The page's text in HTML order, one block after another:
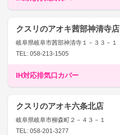
クスリのアオキ茜部神清寺店
岐阜県岐阜市茜部神清寺１－３３－１
TEL: 058-213-1505
IH対応排気口カバー
クスリのアオキ六条北店
岐阜県岐阜市柳森町２－４３－１
TEL: 058-201-3277